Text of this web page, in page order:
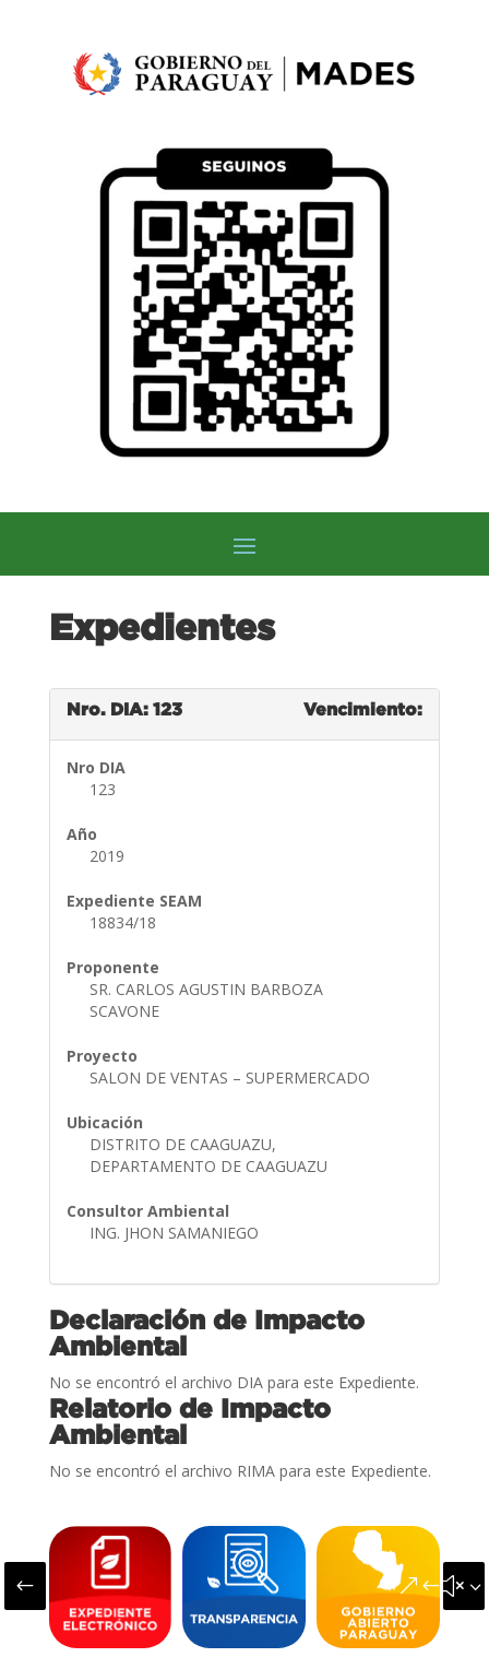
Expedientes
Nro. DIA: 123 Vencimiento:
Nro DIA
123
Año
2019
Expediente SEAM
18834/18
Proponente
SR. CARLOS AGUSTIN BARBOZA
SCAVONE
Proyecto
SALON DE VENTAS – SUPERMERCADO
Ubicación
DISTRITO DE CAAGUAZU,
DEPARTAMENTO DE CAAGUAZU
Consultor Ambiental
ING. JHON SAMANIEGO
Declaración de Impacto
Ambiental
No se encontró el archivo DIA para este Expediente.
Relatorio de Impacto
Ambiental
No se encontró el archivo RIMA para este Expediente.
#